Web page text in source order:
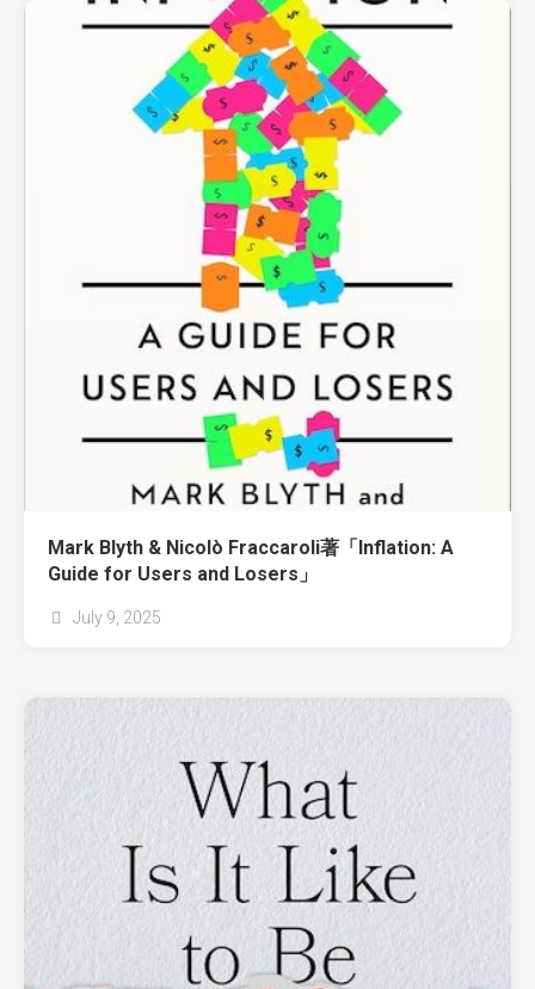
Mark Blyth & Nicolò Fraccaroli著「Inflation: A
Guide for Users and Losers」
July 9, 2025